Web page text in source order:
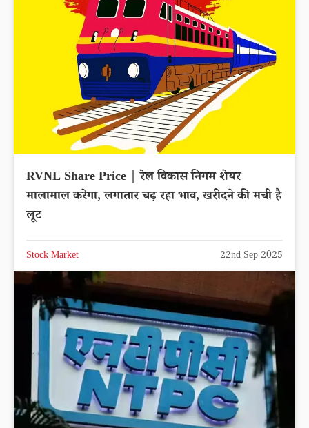
RVNL Share Price | रेल विकास निगम शेयर
मालामाल करेगा, लगातार चढ़ रहा भाव, खरीदने की मची है
लूट
Stock Market 22nd Sep 2025